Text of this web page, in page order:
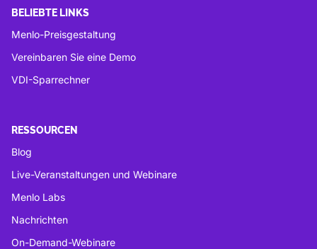
BELIEBTE LINKS
Menlo-Preisgestaltung
Vereinbaren Sie eine Demo
VDI-Sparrechner
RESSOURCEN
Blog
Live-Veranstaltungen und Webinare
Menlo Labs
Nachrichten
On-Demand-Webinare